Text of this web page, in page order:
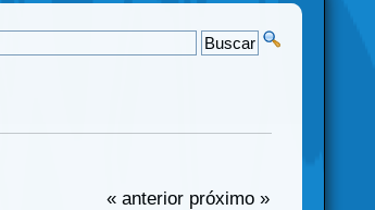
« anterior próximo »